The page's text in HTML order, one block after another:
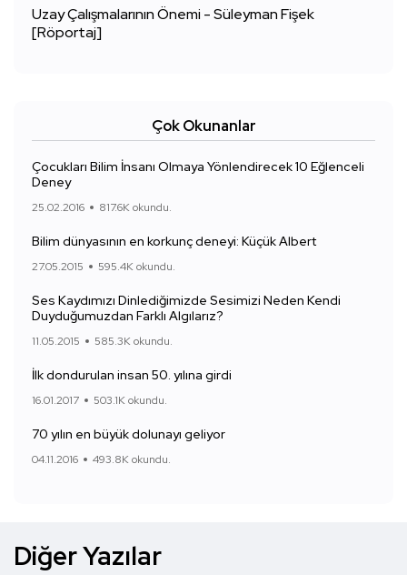
Uzay Çalışmalarının Önemi - Süleyman Fişek
[Röportaj]
Çok Okunanlar
Çocukları Bilim İnsanı Olmaya Yönlendirecek 10 Eğlenceli
Deney
25.02.2016 817.6K okundu.
Bilim dünyasının en korkunç deneyi: Küçük Albert
27.05.2015 595.4K okundu.
Ses Kaydımızı Dinlediğimizde Sesimizi Neden Kendi
Duyduğumuzdan Farklı Algılarız?
11.05.2015 585.3K okundu.
İlk dondurulan insan 50. yılına girdi
16.01.2017 503.1K okundu.
70 yılın en büyük dolunayı geliyor
04.11.2016 493.8K okundu.
Diğer Yazılar